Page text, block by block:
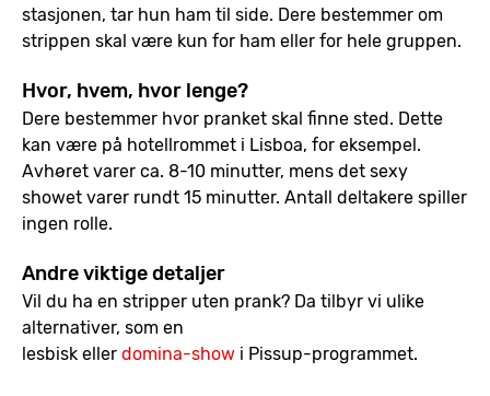
stasjonen, tar hun ham til side. Dere bestemmer om
strippen skal være kun for ham eller for hele gruppen.
Hvor, hvem, hvor lenge?
Dere bestemmer hvor pranket skal finne sted. Dette
kan være på hotellrommet i Lisboa, for eksempel.
Avhøret varer ca. 8-10 minutter, mens det sexy
showet varer rundt 15 minutter. Antall deltakere spiller
ingen rolle.
Andre viktige detaljer
Vil du ha en stripper uten prank? Da tilbyr vi ulike
alternativer, som en
lesbisk eller domina-show i Pissup-programmet.